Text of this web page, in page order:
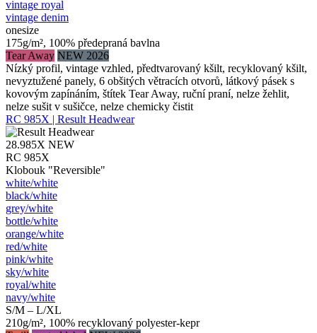
vintage royal
vintage denim
onesize
175g/m², 100% předepraná bavlna
Tear Away NEW 2026
Nízký profil, vintage vzhled, předtvarovaný kšilt, recyklovaný kšilt,
nevyztužené panely, 6 obšitých větracích otvorů, látkový pásek s
kovovým zapínáním, štítek Tear Away, ruční praní, nelze žehlit,
nelze sušit v sušičce, nelze chemicky čistit
RC 985X | Result Headwear
28.985X NEW
RC 985X
Klobouk "Reversible"
white/​white
black/​white
grey/​white
bottle/​white
orange/​white
red/​white
pink/​white
sky/​white
royal/​white
navy/​white
S/M – L/XL
210g/m², 100% recyklovaný polyester-kepr